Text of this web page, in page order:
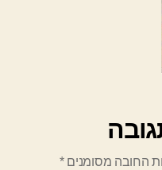
החובה מסומנים*